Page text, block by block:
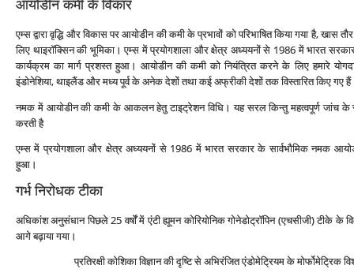
आयोडीन कमी के विकार
एम्‍स द्वारा वृद्धि और विकास पर आयोडीन की कमी के प्रभावों को परिभाषित किया गया है, खास
लिए थाइरॉक्सिन की भूमिका। एम्‍स में प्रयोगशाला और क्षेत्र अध्‍ययनों से 1986 में भारत
कार्यक्रम का मार्ग प्रशस्‍त हुआ। आयोडीन की कमी को नियंत्रित करने के लिए हमारे
इंडोनेशिया, थाइलैंड और मध्‍य पूर्व के अनेक देशों तथा कई अफ्रीकी देशों तक विस्‍तारित किए गए हैं
नमक में आयोडीन की कमी के आकलन हेतु टाइट्रेशन विधि। यह सरल किन्‍तु महत्‍वपूर्ण जांच के
करती है
एम्‍स में प्रयोगशाला और क्षेत्र अध्‍ययनों से 1986 में भारत सरकार के सार्वभौमिक नमक
हुआ।
गर्भ निरोधक टीका
अधिकांश अनुसंधान पिछले 25 वर्षों में एंटी ह्यूमन कोरियोनिक गोनेडोट्रॉपिन (एचसीजी)
आगे बढ़ाया गया।
प्रतिरक्षी कोशिका विज्ञान की दृष्टि से अभिरंजित एंडोमेट्रियम के मोर्फोमेट्रिक